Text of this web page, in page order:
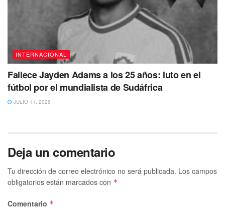
Tags: Joe Biden Quiebra
INTERNACIONAL
Fallece Jayden Adams a los 25 años: luto en el
fútbol por el mundialista de Sudáfrica
JULIO 11, 2026
Deja un comentario
Tu dirección de correo electrónico no será publicada. Los campos
obligatorios están marcados con *
Comentario *